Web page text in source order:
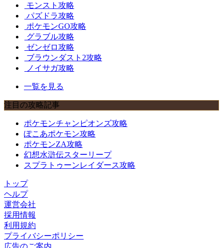
モンスト攻略
パズドラ攻略
ポケモンGO攻略
グラブル攻略
ゼンゼロ攻略
ブラウンダスト2攻略
ノイサガ攻略
一覧を見る
注目の攻略記事
ポケモンチャンピオンズ攻略
ぽこあポケモン攻略
ポケモンZA攻略
幻想水滸伝スターリープ
スプラトゥーンレイダース攻略
トップ
ヘルプ
運営会社
採用情報
利用規約
プライバシーポリシー
広告のご案内